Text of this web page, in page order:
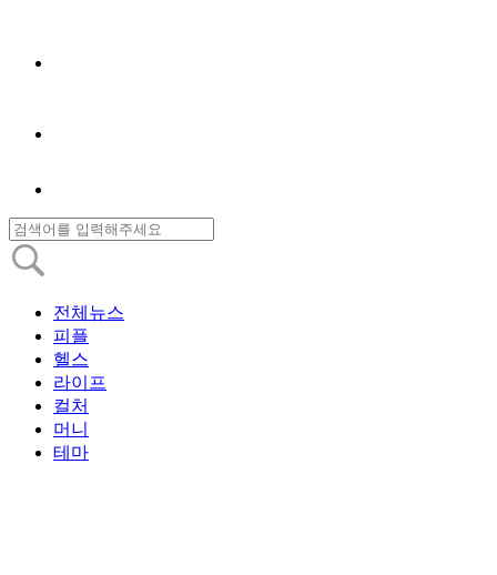
전체뉴스
피플
헬스
라이프
컬처
머니
테마